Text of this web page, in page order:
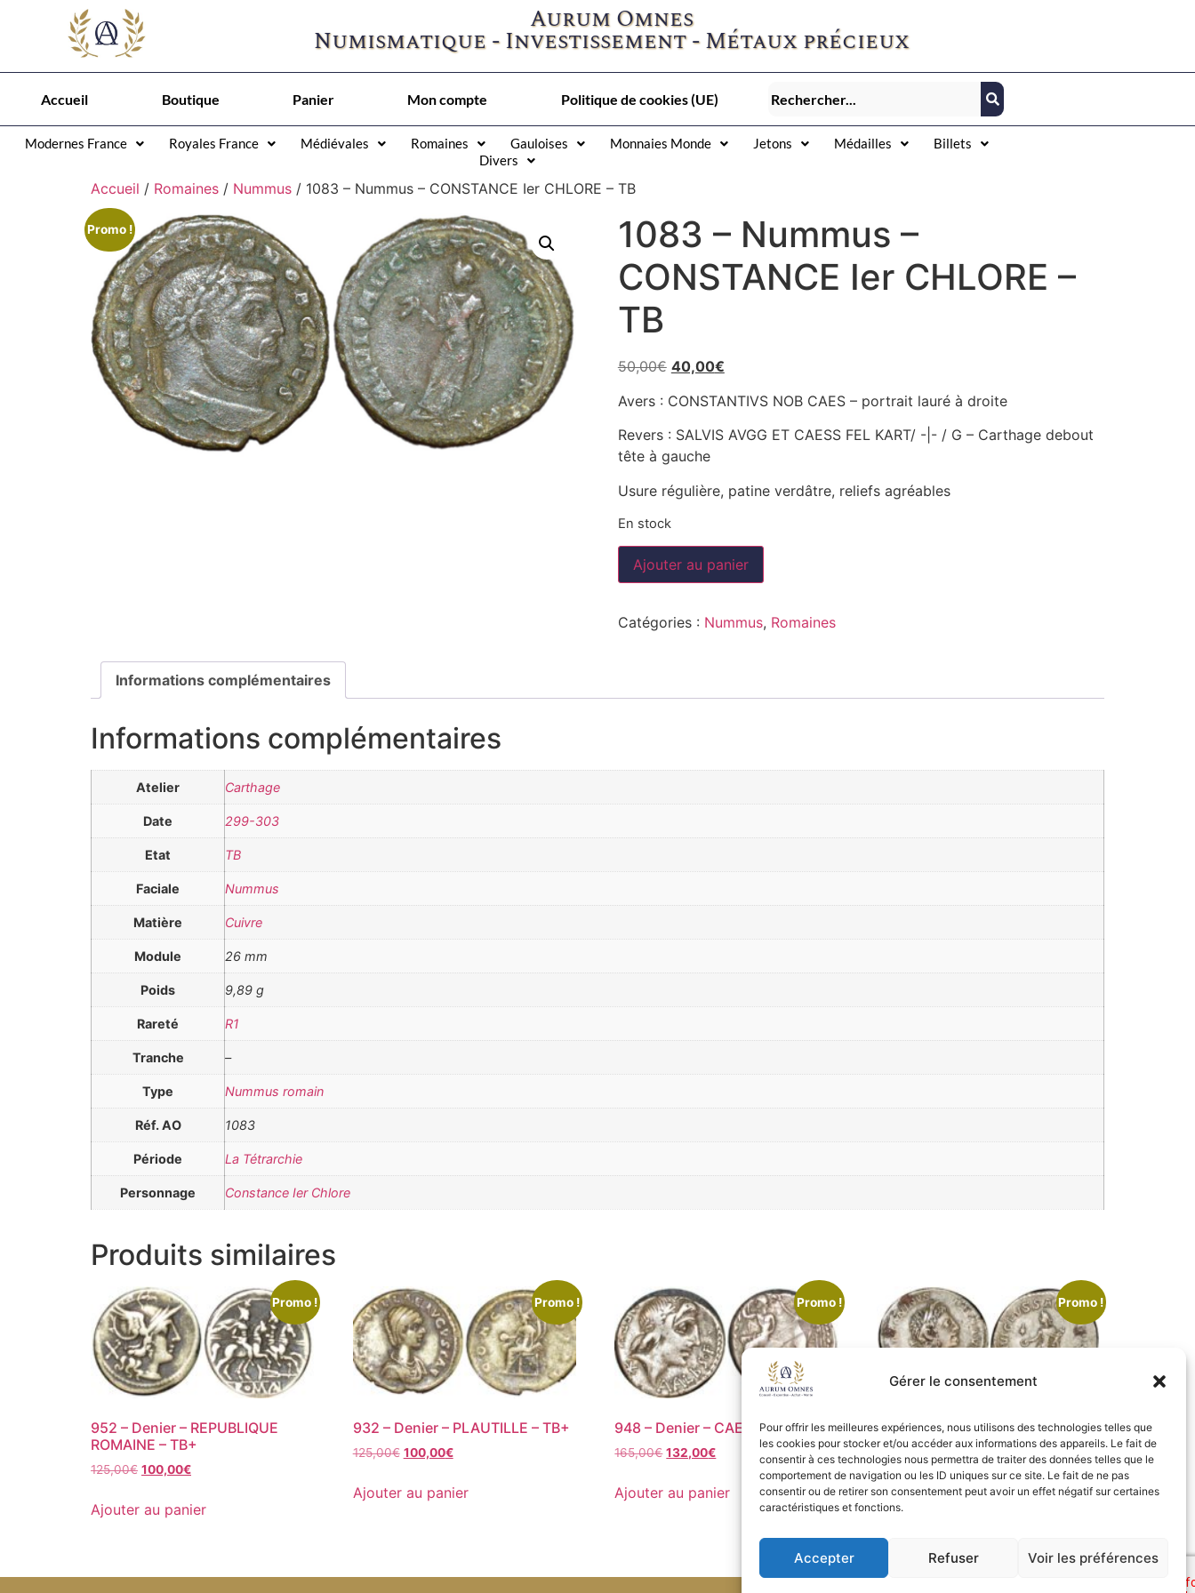
Gérer le consentement
Pour offrir les meilleures expériences, nous utilisons des technologies telles que
les cookies pour stocker et/ou accéder aux informations des appareils. Le fait de
consentir à ces technologies nous permettra de traiter des données telles que le
comportement de navigation ou les ID uniques sur ce site. Le fait de ne pas
consentir ou de retirer son consentement peut avoir un effet négatif sur certaines
caractéristiques et fonctions.
Accepter Refuser Voir les préférences
Aurum Omnes
Numismatique - Investissement - Métaux précieux
Accueil Boutique Panier Mon compte Politique de cookies (UE)
Modernes France Royales France Médiévales Romaines Gauloises Monnaies Monde Jetons Médailles
Billets
Divers
Accueil / Romaines / Nummus / 1083 – Nummus – CONSTANCE Ier CHLORE – TB
Promo !
1083 – Nummus –
CONSTANCE Ier CHLORE –
TB
50,00€ 40,00€
Avers : CONSTANTIVS NOB CAES – portrait lauré à droite
Revers : SALVIS AVGG ET CAESS FEL KART/ -|- / G – Carthage debout
tête à gauche
Usure régulière, patine verdâtre, reliefs agréables
En stock
Ajouter au panier
Catégories : Nummus, Romaines
Informations complémentaires
Informations complémentaires
Atelier Carthage
Date 299-303
Etat TB
Faciale Nummus
Matière Cuivre
Module 26 mm
Poids 9,89 g
Rareté R1
Tranche –
Type Nummus romain
Réf. AO 1083
Période La Tétrarchie
Personnage Constance Ier Chlore
Produits similaires
Promo !
952 – Denier – REPUBLIQUE
ROMAINE – TB+
125,00€ 100,00€
Ajouter au panier
Promo !
932 – Denier – PLAUTILLE – TB+
125,00€ 100,00€
Ajouter au panier
Promo !
948 – Denier – CAECILIA – TTB
165,00€ 132,00€
Ajouter au panier
Promo !
961 – Denier – ELAGABAL – TTB
75,00
Lire la suite